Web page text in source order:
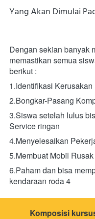
Yang Akan Dimulai
Dengan sekian banyak
memastikan semua
berikut :
1.Identifikasi Kerusakan
2.Bongkar-Pasang
3.Siswa setelah lulus
Service ringan
4.Menyelesaikan
5.Membuat Mobil
6.Paham dan bisa
kendaraan roda 4
Komposisi